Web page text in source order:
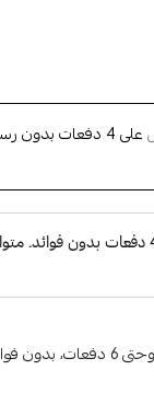
على4 دفعات بدون
قسم دفعاتك بطريقة ميسرة إلى 4